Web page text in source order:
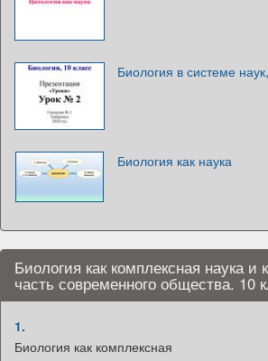
Биология в системе
Биология как наука
Биология как комплексная наука и
часть современного общества. 10
1.
Биология как комплексная